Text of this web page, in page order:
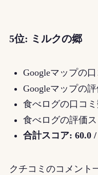
5位: ミルクの郷
Googleマップの
Googleマップの
食べログの口コ
食べログの評価
合計スコア: 60.0 /
クチコミのコメント